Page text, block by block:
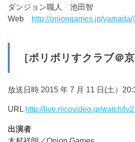
ダンジョン職人 池田智
Web http://oniongames.jp/yamada/
［ポリポリすクラブ＠京
放送日時 2015 年 7 月 11 日(土）
URL http://live.nicovideo.jp/watch/
出演者